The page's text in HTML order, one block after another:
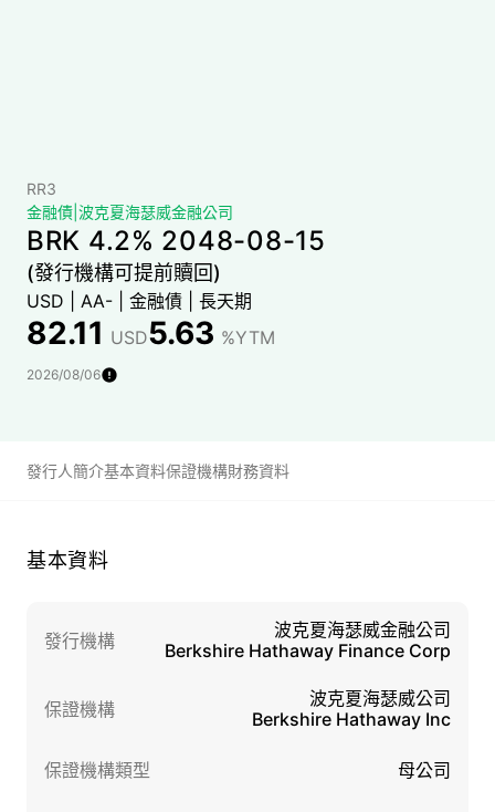
RR3
金融債 波克夏海瑟威金融公司
BRK 4.2% 2048-08-15
(發行機構可提前贖回)
USD AA- 金融債 長天期
82.11 USD
2026/08/06
5.63 %YTM
發行人簡介基本資料保證機構財務資料
基本資料
發行機構
波克夏海瑟威金融公司
Berkshire Hathaway Finance Corp
保證機構
波克夏海瑟威公司
Berkshire Hathaway Inc
保證機構類型 母公司